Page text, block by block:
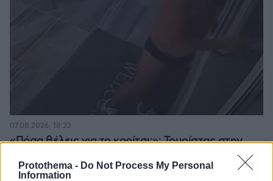
Protothema - Do Not Process My Personal
Information
«Πόσα θέλεις για το κορίτσι;»: Τουρίστας στην
Κρήτη ζητά... τιμή για να ασελγήσει σε ανήλικη, τι
καταγγέλλει ο ιδιοκτήτης επιχείρησης
07.08.2026, 18:22